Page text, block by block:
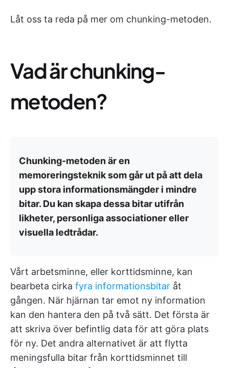
Låt oss ta reda på mer om chunking-metoden.
Vad är chunking-
metoden?
Chunking-metoden är en
memoreringsteknik som går ut på att dela
upp stora informationsmängder i mindre
bitar. Du kan skapa dessa bitar utifrån
likheter, personliga associationer eller
visuella ledtrådar.
Vårt arbetsminne, eller korttidsminne, kan
bearbeta cirka fyra informationsbitar åt
gången. När hjärnan tar emot ny information
kan den hantera den på två sätt. Det första är
att skriva över befintlig data för att göra plats
för ny. Det andra alternativet är att flytta
meningsfulla bitar från korttidsminnet till